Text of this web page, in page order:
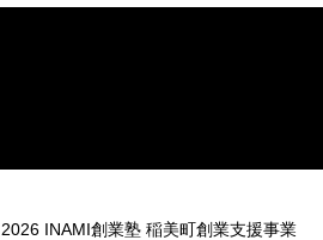
2026 INAMI創業塾 稲美町創業支援事業